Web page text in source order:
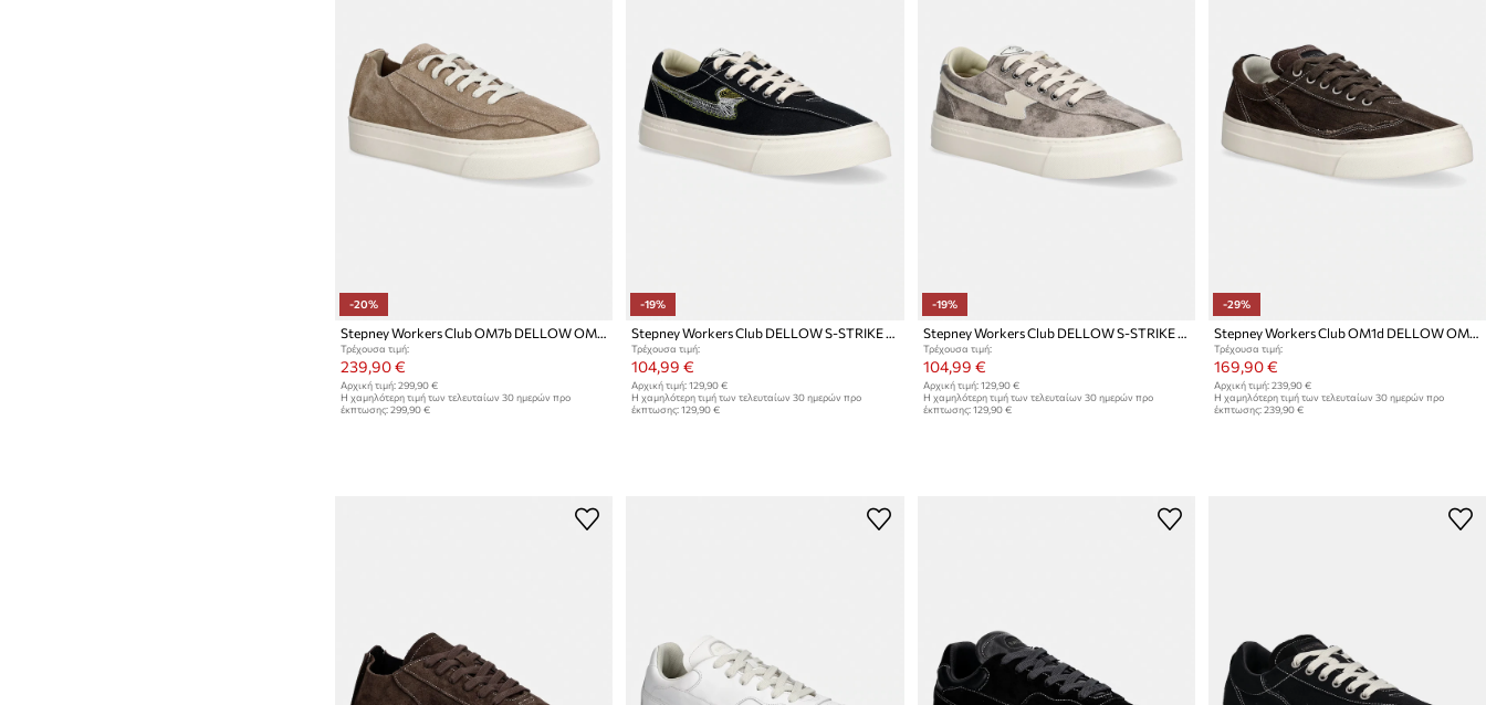
-20%
Stepney Workers Club OM7b DELLOW OMNI UL REVERSE SUEDE πάνινα sneakers Ανδρικά σουέτ
Τρέχουσα τιμή:
239,90 €
Αρχική τιμή: 299,90 €
Η χαμηλότερη τιμή των τελευταίων 30 ημερών προ
έκπτωσης: 299,90 €
-19%
Stepney Workers Club DELLOW S-STRIKE REPAIR STITCH πάνινα sneakers Ανδρικά
Τρέχουσα τιμή:
104,99 €
Αρχική τιμή: 129,90 €
Η χαμηλότερη τιμή των τελευταίων 30 ημερών προ
έκπτωσης: 129,90 €
-19%
Stepney Workers Club DELLOW S-STRIKE SUN FADE CANVAS πάνινα sneakers Ανδρικά
Τρέχουσα τιμή:
104,99 €
Αρχική τιμή: 129,90 €
Η χαμηλότερη τιμή των τελευταίων 30 ημερών προ
έκπτωσης: 129,90 €
-29%
Stepney Workers Club OM1d DELLOW OMNI MUD-DYE sneakers Ανδρικά
Τρέχουσα τιμή:
169,90 €
Αρχική τιμή: 239,90 €
Η χαμηλότερη τιμή των τελευταίων 30 ημερών προ
έκπτωσης: 239,90 €